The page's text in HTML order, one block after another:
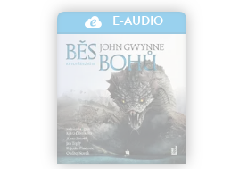
E-AUDIO